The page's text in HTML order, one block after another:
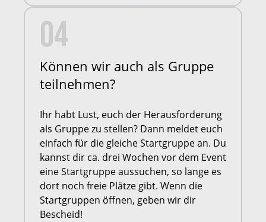
04
Können wir auch als Gruppe
teilnehmen?
Ihr habt Lust, euch der Herausforderung
als Gruppe zu stellen? Dann meldet euch
einfach für die gleiche Startgruppe an. Du
kannst dir ca. drei Wochen vor dem Event
eine Startgruppe aussuchen, so lange es
dort noch freie Plätze gibt. Wenn die
Startgruppen öffnen, geben wir dir
Bescheid!